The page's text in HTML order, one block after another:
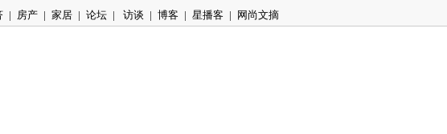
| 房产 | 家居 | 论坛 | 访谈 | 博客 | 星播客 | 网尚文摘